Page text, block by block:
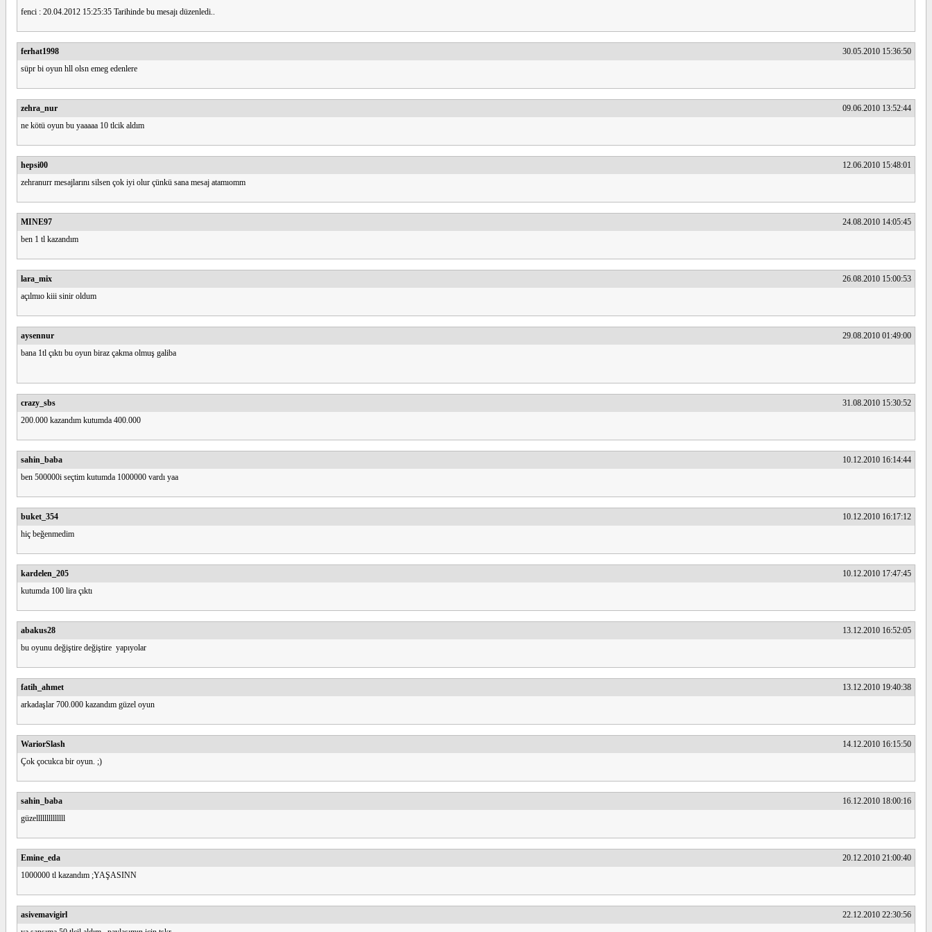
fenci : 20.04.2012 15:25:35 Tarihinde bu mesajı düzenledi..
ferhat1998
30.05.2010 15:36:50
süpr bi oyun hll olsn emeg edenlere
zehra_nur
09.06.2010 13:52:44
ne kötü oyun bu yaaaaa 10 tlcik aldım
hepsi00
12.06.2010 15:48:01
zehranurr mesajlarını silsen çok iyi olur çünkü sana mesaj atamıomm
MINE97
24.08.2010 14:05:45
ben 1 tl kazandım
lara_mix
26.08.2010 15:00:53
açılmıo kiii sinir oldum
aysennur
29.08.2010 01:49:00
bana 1tl çıktı bu oyun biraz çakma olmuş galiba
crazy_sbs
31.08.2010 15:30:52
200.000 kazandım kutumda 400.000
sahin_baba
10.12.2010 16:14:44
ben 500000i seçtim kutumda 1000000 vardı yaa
buket_354
10.12.2010 16:17:12
hiç beğenmedim
kardelen_205
10.12.2010 17:47:45
kutumda 100 lira çıktı
abakus28
13.12.2010 16:52:05
bu oyunu değiştire değiştire yapıyolar
fatih_ahmet
13.12.2010 19:40:38
arkadaşlar 700.000 kazandım güzel oyun
WariorSlash
14.12.2010 16:15:50
Çok çocukca bir oyun. ;)
sahin_baba
16.12.2010 18:00:16
güzellllllllllllll
Emine_eda
20.12.2010 21:00:40
1000000 tl kazandım ;YAŞASINN
asivemavigirl
22.12.2010 22:30:56